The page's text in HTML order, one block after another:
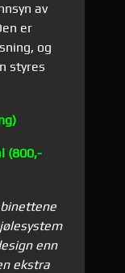
av
er
og
styres
(800,-
enn
ekstra